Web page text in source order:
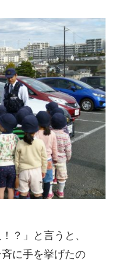
？」と言うと、
斉に手を挙げたの